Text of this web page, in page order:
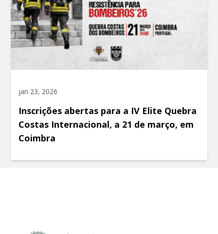
jan 23, 2026
Inscrições abertas para a IV Elite Quebra
Costas Internacional, a 21 de março, em
Coimbra